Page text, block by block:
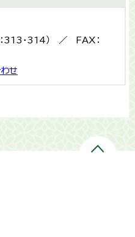
313・314） ／ FAX：
せ